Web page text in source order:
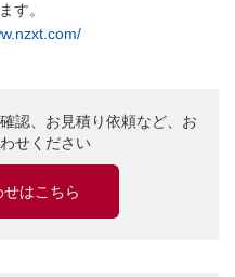
す。
認、お見積り依頼など、お
せください
はこちら